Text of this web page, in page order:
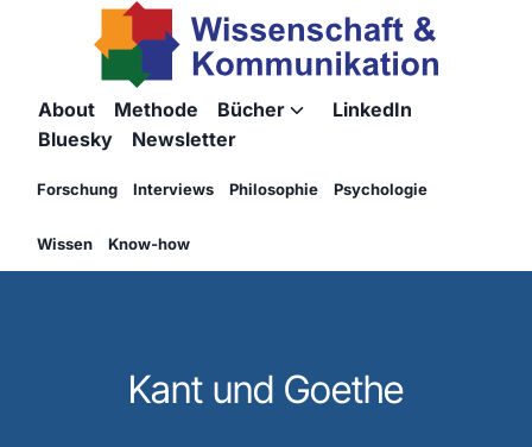
About
Methode Bücher
Untermenü
LinkedIn
Bluesky
Newsletter
Forschung Interviews Philosophie Psychologie
Wissen Know-how
Kant und Goethe